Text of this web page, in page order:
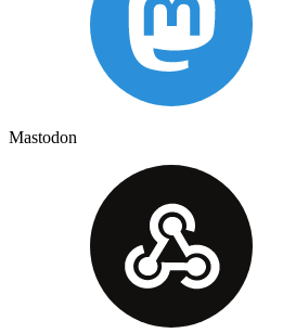
Mastodon